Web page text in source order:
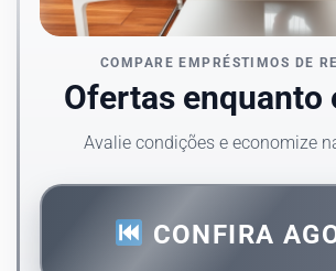
COMPARE EMPRÉSTIMOS DE
Ofertas enquanto
Avalie condições e economize
CONFIRA